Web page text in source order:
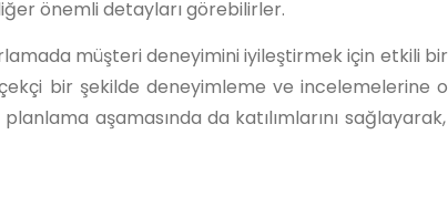
önemli detayları görebilirler.
müşteri deneyimini iyileştirmek için etkili
bir şekilde deneyimleme ve incelemelerine
aşamasında da katılımlarını